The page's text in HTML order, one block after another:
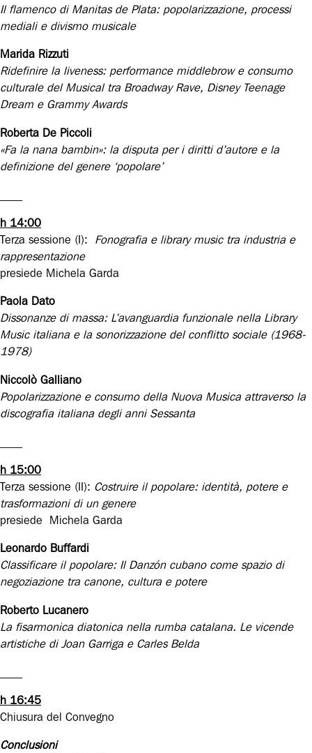
Il flamenco di Manitas de Plata: popolarizzazione, processi
mediali e divismo musicale
Marida Rizzuti
Ridefinire la liveness: performance middlebrow e consumo
culturale del Musical tra Broadway Rave, Disney Teenage
Dream e Grammy Awards
Roberta De Piccoli
«Fa la nana bambin»: la disputa per i diritti d’autore e la
definizione del genere ‘popolare’
h 14:00
Terza sessione (I): Fonografia e library music tra industria e
rappresentazione
presiede Michela Garda
Paola Dato
Dissonanze di massa: L’avanguardia funzionale nella Library
Music italiana e la sonorizzazione del conflitto sociale (1968-
1978)
Niccolò Galliano
Popolarizzazione e consumo della Nuova Musica attraverso la
discografia italiana degli anni Sessanta
h 15:00
Terza sessione (II): Costruire il popolare: identità, potere e
trasformazioni di un genere
presiede Michela Garda
Leonardo Buffardi
Classificare il popolare: Il Danzón cubano come spazio di
negoziazione tra canone, cultura e potere
Roberto Lucanero
La fisarmonica diatonica nella rumba catalana. Le vicende
artistiche di Joan Garriga e Carles Belda
h 16:45
Chiusura del Convegno
Conclusioni